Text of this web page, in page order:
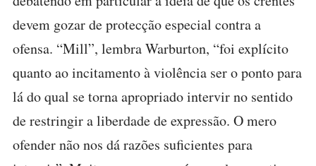
devem gozar de protecção especial contra a
ofensa. “Mill”, lembra Warburton, “foi explícito
quanto ao incitamento à violência ser o ponto para
lá do qual se torna apropriado intervir no sentido
de restringir a liberdade de expressão. O mero
ofender não nos dá razões suficientes para